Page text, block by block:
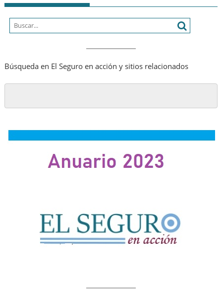
Búsqueda en El Seguro en acción y sitios relacionados